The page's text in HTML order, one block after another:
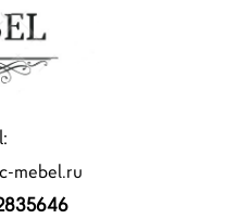
mebel.ru